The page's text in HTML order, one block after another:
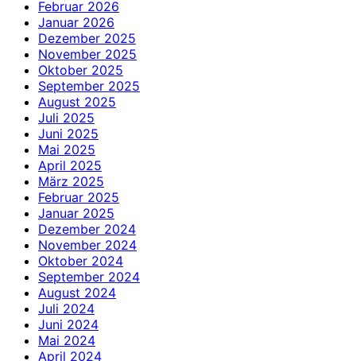
Februar 2026
Januar 2026
Dezember 2025
November 2025
Oktober 2025
September 2025
August 2025
Juli 2025
Juni 2025
Mai 2025
April 2025
März 2025
Februar 2025
Januar 2025
Dezember 2024
November 2024
Oktober 2024
September 2024
August 2024
Juli 2024
Juni 2024
Mai 2024
April 2024